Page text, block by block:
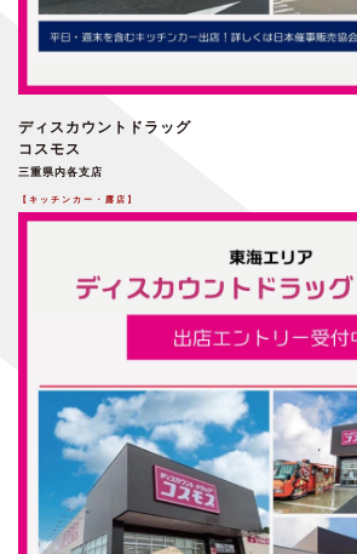
ディスカウントドラッグ
コスモス
三重県内各支店
【キッチンカー・露店】